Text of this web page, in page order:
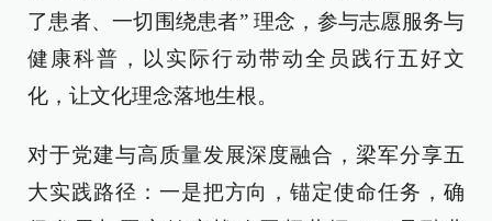
了患者、一切围绕患者” 理念，参与志愿服务与
健康科普，以实际行动带动全员践行五好文
化，让文化理念落地生根。
对于党建与高质量发展深度融合，梁军分享五
大实践路径：一是把方向，锚定使命任务，确